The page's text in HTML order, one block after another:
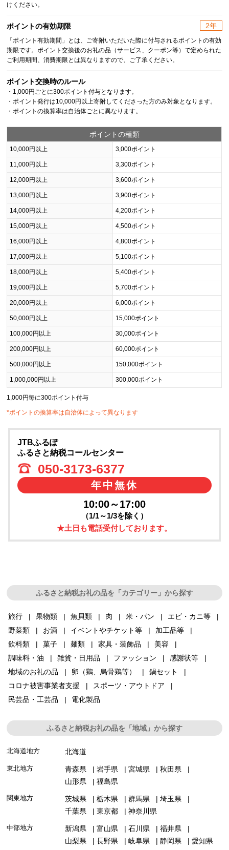
けください。
ポイントの有効期限 2年
「ポイント有効期間」とは、ご寄附いただいた際に付与されるポイントの有効
期限です。ポイント交換後のお礼の品（サービス、クーポン等）で定められた
ご利用期間、消費期限とは異なりますので、ご了承ください。
ポイント交換時のルール
・1,000円ごとに300ポイント付与となります。
・ポイント発行は10,000円以上寄附してくださった方のみ対象となります。
・ポイントの換算率は自治体ごとに異なります。
ポイントの種類
10,000円以上 3,000ポイント
11,000円以上 3,300ポイント
12,000円以上 3,600ポイント
13,000円以上 3,900ポイント
14,000円以上 4,200ポイント
15,000円以上 4,500ポイント
16,000円以上 4,800ポイント
17,000円以上 5,100ポイント
18,000円以上 5,400ポイント
19,000円以上 5,700ポイント
20,000円以上 6,000ポイント
50,000円以上 15,000ポイント
100,000円以上 30,000ポイント
200,000円以上 60,000ポイント
500,000円以上 150,000ポイント
1,000,000円以上 300,000ポイント
1,000円毎に300ポイント付与
*ポイントの換算率は自治体によって異なります
JTBふるぽ
ふるさと納税コールセンター
050-3173-6377
年中無休
10:00～17:00
（1/1～1/3を除く）
★土日も電話受付しております。
ふるさと納税お礼の品を「カテゴリー」から探す
旅行 果物類 魚貝類 肉 米・パン
エビ・カニ等
野菜類
お酒 イベントやチケット等
加工品等
飲料類
菓子 麺類 家具・装飾品
美容
調味料・油
雑貨・日用品 ファッション
感謝状等
地域のお礼の品
卵（鶏、烏骨鶏等）
鍋セット
コロナ被害事業者支援
スポーツ・アウトドア
民芸品・工芸品
電化製品
ふるさと納税お礼の品を「地域」から探す
北海道地方 北海道
東北地方 青森県 岩手県 宮城県
秋田県
山形県
福島県
関東地方 茨城県 栃木県 群馬県
埼玉県
千葉県
東京都 神奈川県
中部地方 新潟県 富山県 石川県
福井県
山梨県
長野県 岐阜県 静岡県 愛知県